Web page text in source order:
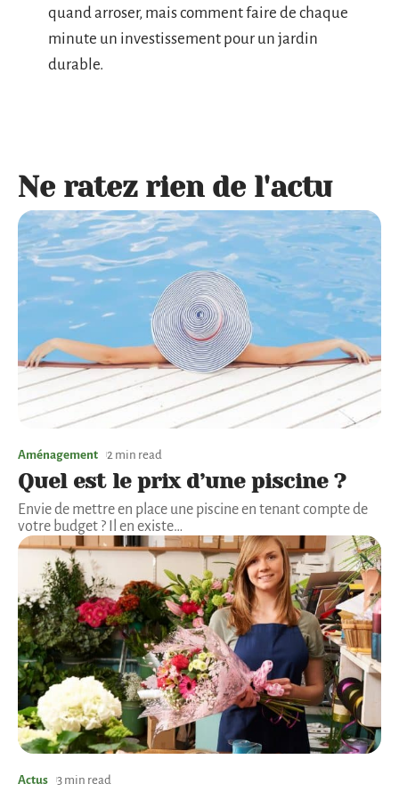
quand arroser, mais comment faire de chaque
minute un investissement pour un jardin
durable.
Ne ratez rien de l'actu
Aménagement 2 min read
Quel est le prix d’une piscine ?
Envie de mettre en place une piscine en tenant compte de
votre budget ? Il en existe…
Actus 3 min read